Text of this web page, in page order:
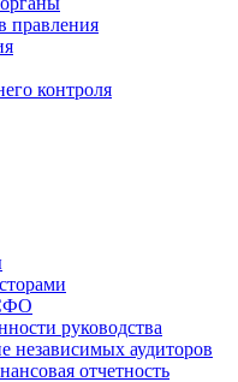
правления
контроля
руководства
независимых аудиторов
отчетность